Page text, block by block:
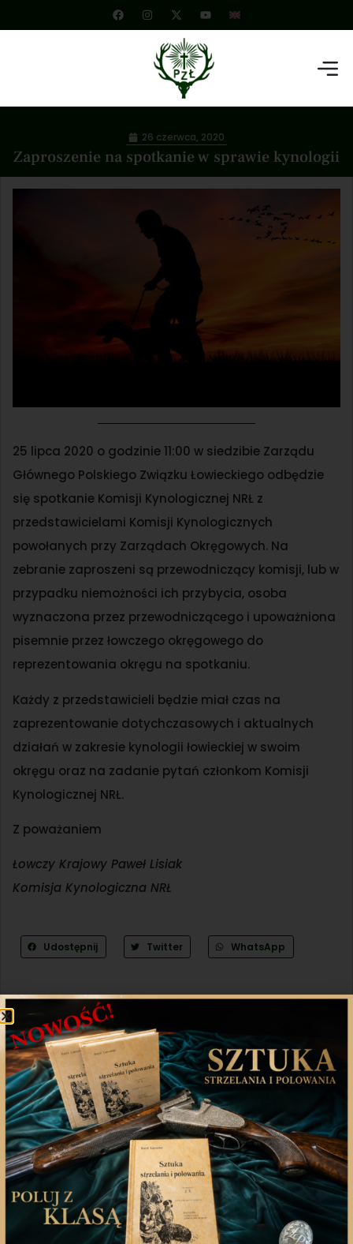
Zaproszenie na spotkanie w sprawie kynologii
26 czerwca, 2020
25 lipca 2020 o godzinie 11:00 w siedzibie Zarządu
Głównego Polskiego Związku Łowieckiego odbędzie
się spotkanie Komisji Kynologicznej NRŁ z
przedstawicielami Komisji Kynologicznych
powołanych przy Zarządach Okręgowych. Na
zebranie zaproszeni są przewodniczący komisji, lub w
przypadku niemożności ich przybycia, osoba
wyznaczona przez przewodniczącego i upoważniona
pisemnie przez łowczego okręgowego do
reprezentowania okręgu na spotkaniu.
Każdy z przedstawicieli będzie miał czas na
zaprezentowanie dotychczasowych i aktualnych
działań w zakresie kynologii łowieckiej w swoim
okręgu oraz na zadanie pytań członkom Komisji
Kynologicznej NRŁ.
Z poważaniem
Łowczy Krajowy Paweł Lisiak
Komisja Kynologiczna NRŁ
Udostępnij Twitter WhatsApp
Poprzedni artykuł
Aplikacja mobilna
Nasza aplikacja to doskonały towarzysz każdego
miłośnika łowiectwa, który pragnie pozostać na
bieżąco z najnowszymi treściami związanych stron.
Śledź aktualne wydarzenia